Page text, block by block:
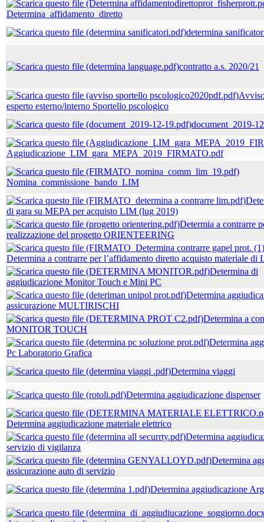
Determina_affidamento_diretto
determina
contratto a.s. 2020/21
esperto esterno/interno Sportello pscologico
document_2019-
Aggiudicazione_LIM_gara_MEPA_2019_FIRMATO.pdf
Nomina_commissione_bando_LIM
di gara su MEPA per acquisto LIM (lug 2019)
Determia a contrarre
realizzazione del progetto ORIENTEERING
Determina a contrarre per l’affidamento diretto acquisto materiale di
Determina di
aggiudicazione Monitor Touch e Mini PC
Determina
assicurazione MULTIRISCHI
Determina a
MONITOR TOUCH
Determina
Pc Laboratorio Grafica
Determina viaggi
Determina aggiudicazione dispenser
Determina aggiudicazione materiale elettrico
Determina
servizio di vigilanza
Determina
assicurazione auto di servizio
Determina aggiudicazione